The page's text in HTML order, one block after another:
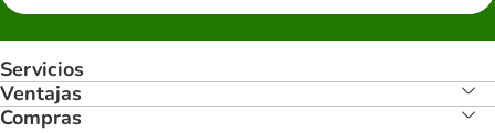
Servicios
Ventajas
Compras